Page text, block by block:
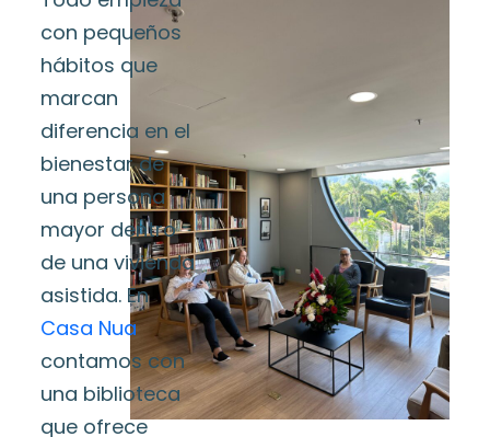
con pequeños
hábitos que
marcan
diferencia en el
bienestar de
una persona
mayor dentro
de una vivienda
asistida. En
Casa Nua
contamos con
una biblioteca
que ofrece